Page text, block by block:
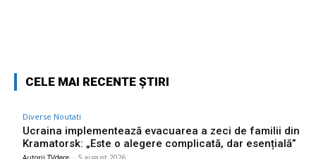
CELE MAI RECENTE ȘTIRI
Diverse Noutati
Ucraina implementează evacuarea a zeci de familii din
Kramatorsk: „Este o alegere complicată, dar esențială”